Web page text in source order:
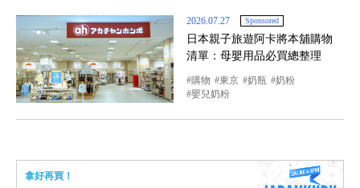
2026.07.27 Sponsored
日本親子旅遊阿卡將本舖購物
清單：母嬰用品必買總整理
購物 東京 奶瓶
奶粉
嬰兒奶粉
拿好再買！